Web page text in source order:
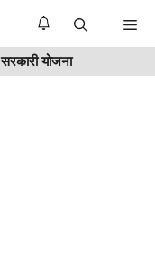
सरकारी योजना